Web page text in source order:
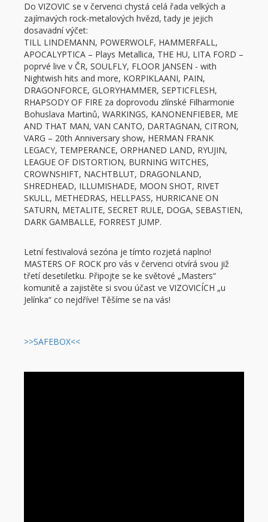
Do VIZOVIC se v červenci chystá celá řada velkých a
zajímavých rock-metalových hvězd, tady je jejich
dosavadní výčet:
TILL LINDEMANN, POWERWOLF, HAMMERFALL,
APOCALYPTICA – Plays Metallica, THE HU, LITA FORD –
poprvé live v ČR, SOULFLY, FLOOR JANSEN - with
Nightwish hits and more, KORPIKLAANI, PAIN,
DRAGONFORCE, GLORYHAMMER, SEPTICFLESH,
RHAPSODY OF FIRE za doprovodu zlínské Filharmonie
Bohuslava Martinů, WARKINGS, KANONENFIEBER, ME
AND THAT MAN, VAN CANTO, DARTAGNAN, CITRON,
VARG – 20th Anniversary show, HERMAN FRANK
LEGACY, TEMPERANCE, ORPHANED LAND, RYUJIN,
LEAGUE OF DISTORTION, BURNING WITCHES,
CROWNSHIFT, NACHTBLUT, DRAGONLAND,
SHREDHEAD, ILLUMISHADE, MOON SHOT, RIVET
SKULL, METHEDRAS, HELLPASS, HURRICANE ON
SATURN, METALITE, SECRET RULE, DOGA, SEBASTIEN,
DARK GAMBALLE, FORREST JUMP.
Letní festivalová sezóna je tímto rozjetá naplno!
MASTERS OF ROCK pro vás v červenci otvírá svou již
třetí desetiletku. Připojte se ke světové „Masters“
komunitě a zajistěte si svou účast ve VIZOVICÍCH „u
Jelínka“ co nejdříve! Těšíme se na vás!
>>SAFEBOX<<